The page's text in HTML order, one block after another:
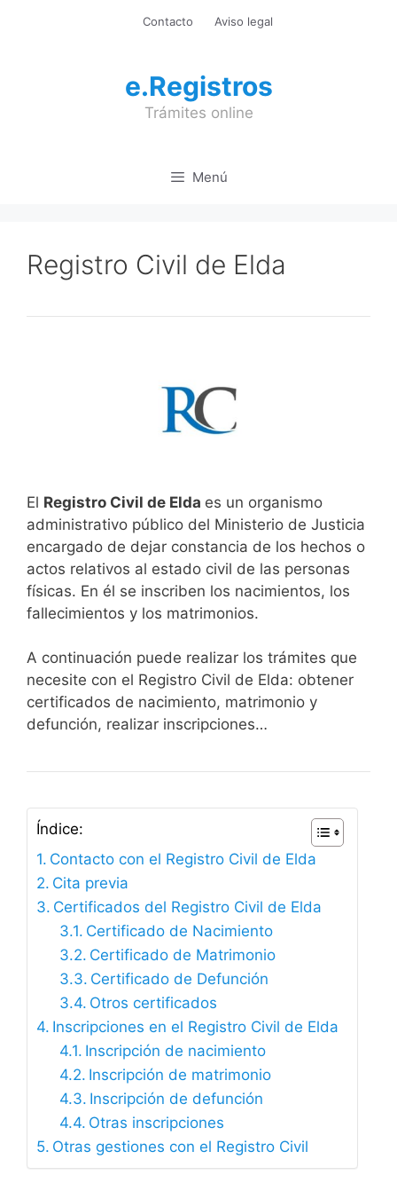
Contacto Aviso legal
e.Registros
Trámites online
Menú
Registro Civil de Elda
El Registro Civil de Elda es un organismo
administrativo público del Ministerio de Justicia
encargado de dejar constancia de los hechos o
actos relativos al estado civil de las personas
físicas. En él se inscriben los nacimientos, los
fallecimientos y los matrimonios.
A continuación puede realizar los trámites que
necesite con el Registro Civil de Elda: obtener
certificados de nacimiento, matrimonio y
defunción, realizar inscripciones…
Índice:
Contacto con el Registro Civil de Elda
Cita previa
Certificados del Registro Civil de Elda
Certificado de Nacimiento
Certificado de Matrimonio
Certificado de Defunción
Otros certificados
Inscripciones en el Registro Civil de Elda
Inscripción de nacimiento
Inscripción de matrimonio
Inscripción de defunción
Otras inscripciones
Otras gestiones con el Registro Civil